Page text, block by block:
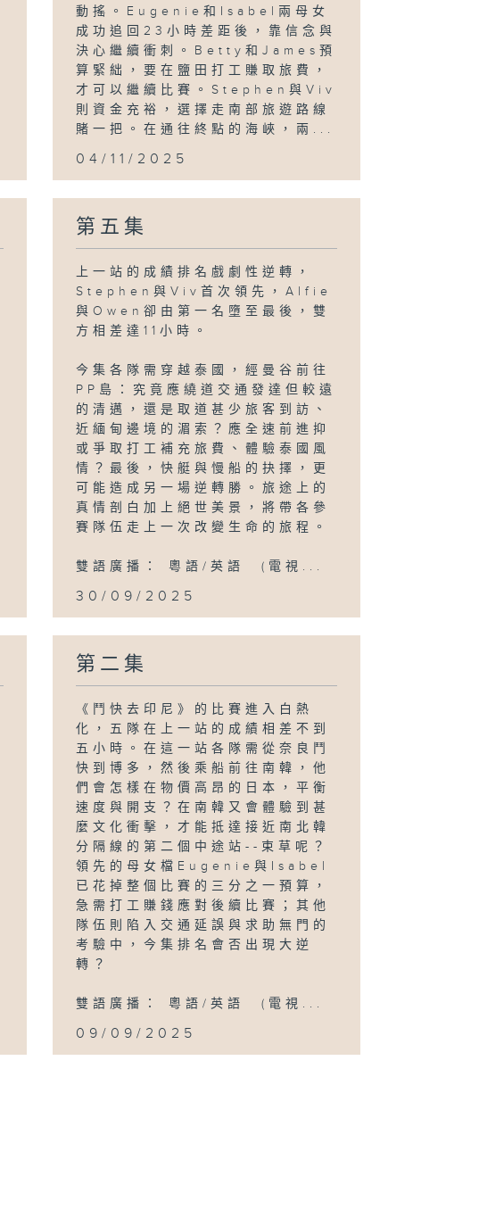
動搖。Eugenie和Isabel兩母女
成功追回23小時差距後，靠信念與
決心繼續衝刺。Betty和James預
算緊絀，要在鹽田打工賺取旅費，
才可以繼續比賽。Stephen與Viv
則資金充裕，選擇走南部旅遊路線
賭一把。在通往終點的海峽，兩...
04/11/2025
第五集
上一站的成績排名戲劇性逆轉，
Stephen與Viv首次領先，Alfie
與Owen卻由第一名墮至最後，雙
方相差達11小時。
今集各隊需穿越泰國，經曼谷前往
PP島：究竟應繞道交通發達但較遠
的清邁，還是取道甚少旅客到訪、
近緬甸邊境的湄索？應全速前進抑
或爭取打工補充旅費、體驗泰國風
情？最後，快艇與慢船的抉擇，更
可能造成另一場逆轉勝。旅途上的
真情剖白加上絕世美景，將帶各參
賽隊伍走上一次改變生命的旅程。
雙語廣播： 粵語/英語 (電視...
30/09/2025
第二集
《鬥快去印尼》的比賽進入白熱
化，五隊在上一站的成績相差不到
五小時。在這一站各隊需從奈良鬥
快到博多，然後乘船前往南韓，他
們會怎樣在物價高昂的日本，平衡
速度與開支？在南韓又會體驗到甚
麼文化衝擊，才能抵達接近南北韓
分隔線的第二個中途站--束草呢？
領先的母女檔Eugenie與Isabel
已花掉整個比賽的三分之一預算，
急需打工賺錢應對後續比賽；其他
隊伍則陷入交通延誤與求助無門的
考驗中，今集排名會否出現大逆
轉？
雙語廣播： 粵語/英語 (電視...
09/09/2025